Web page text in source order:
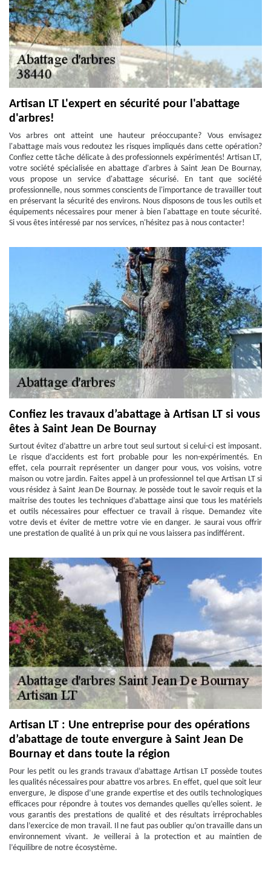
Artisan LT L'expert en sécurité pour l'abattage
d'arbres!
Vos arbres ont atteint une hauteur préoccupante? Vous envisagez
l'abattage mais vous redoutez les risques impliqués dans cette opération?
Confiez cette tâche délicate à des professionnels expérimentés! Artisan LT,
votre société spécialisée en abattage d'arbres à Saint Jean De Bournay,
vous propose un service d'abattage sécurisé. En tant que société
professionnelle, nous sommes conscients de l'importance de travailler tout
en préservant la sécurité des environs. Nous disposons de tous les outils et
équipements nécessaires pour mener à bien l'abattage en toute sécurité.
Si vous êtes intéressé par nos services, n'hésitez pas à nous contacter!
Confiez les travaux d’abattage à Artisan LT si vous
êtes à Saint Jean De Bournay
Surtout évitez d’abattre un arbre tout seul surtout si celui-ci est imposant.
Le risque d’accidents est fort probable pour les non-expérimentés. En
effet, cela pourrait représenter un danger pour vous, vos voisins, votre
maison ou votre jardin. Faites appel à un professionnel tel que Artisan LT si
vous résidez à Saint Jean De Bournay. Je possède tout le savoir requis et la
maitrise des toutes les techniques d’abattage ainsi que tous les matériels
et outils nécessaires pour effectuer ce travail à risque. Demandez vite
votre devis et éviter de mettre votre vie en danger. Je saurai vous offrir
une prestation de qualité à un prix qui ne vous laissera pas indifférent.
Artisan LT : Une entreprise pour des opérations
d’abattage de toute envergure à Saint Jean De
Bournay et dans toute la région
Pour les petit ou les grands travaux d’abattage Artisan LT possède toutes
les qualités nécessaires pour abattre vos arbres. En effet, quel que soit leur
envergure, Je dispose d’une grande expertise et des outils technologiques
efficaces pour répondre à toutes vos demandes quelles qu’elles soient. Je
vous garantis des prestations de qualité et des résultats irréprochables
dans l’exercice de mon travail. Il ne faut pas oublier qu’on travaille dans un
environnement vivant. Je veillerai à la protection et au maintien de
l’équilibre de notre écosystème.